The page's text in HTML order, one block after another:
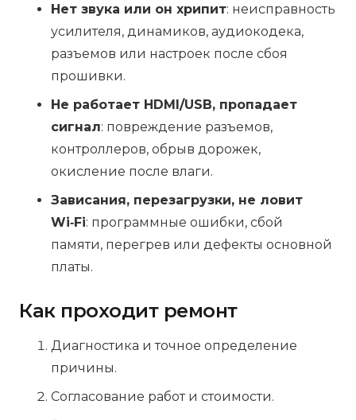
Нет звука или он хрипит: неисправность
усилителя, динамиков, аудиокодека,
разъемов или настроек после сбоя
прошивки.
Не работает HDMI/USB, пропадает
сигнал: повреждение разъемов,
контроллеров, обрыв дорожек,
окисление после влаги.
Зависания, перезагрузки, не ловит
Wi‑Fi: программные ошибки, сбой
памяти, перегрев или дефекты основной
платы.
Как проходит ремонт
Диагностика и точное определение
причины.
Согласование работ и стоимости.